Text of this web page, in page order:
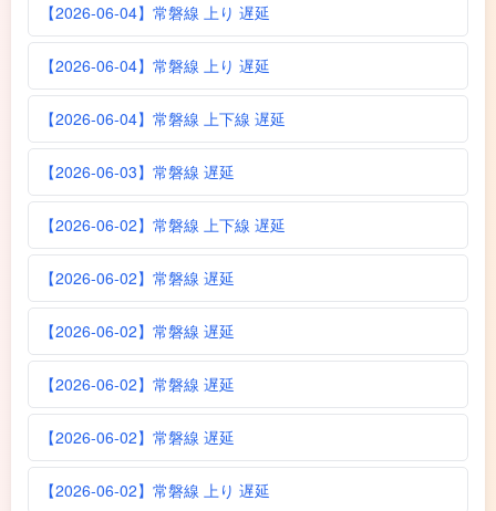
【2026-06-04】常磐線 上り 遅延
【2026-06-04】常磐線 上り 遅延
【2026-06-04】常磐線 上下線 遅延
【2026-06-03】常磐線 遅延
【2026-06-02】常磐線 上下線 遅延
【2026-06-02】常磐線 遅延
【2026-06-02】常磐線 遅延
【2026-06-02】常磐線 遅延
【2026-06-02】常磐線 遅延
【2026-06-02】常磐線 上り 遅延